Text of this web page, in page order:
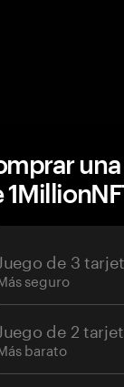
Juego de 3
seguro
Juego de 2
barato